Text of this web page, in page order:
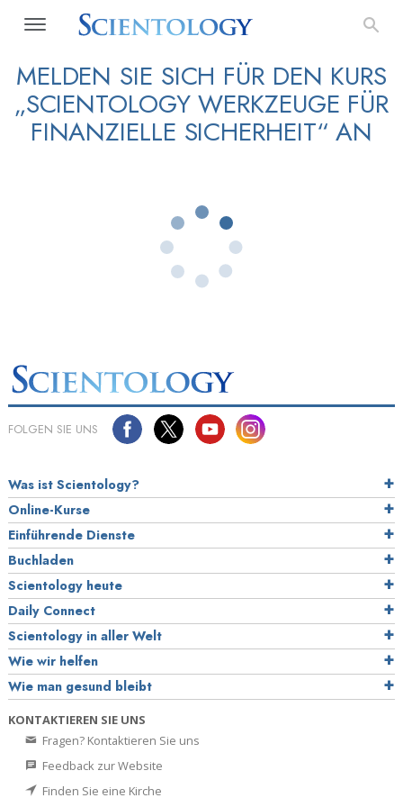
MELDEN SIE SICH FÜR DEN KURS
„SCIENTOLOGY WERKZEUGE FÜR
FINANZIELLE SICHERHEIT“ AN
FOLGEN SIE UNS
Was ist Scientology?
Online-Kurse
Einführende Dienste
Buchladen
Scientology heute
Daily Connect
Scientology in aller Welt
Wie wir helfen
Wie man gesund bleibt
KONTAKTIEREN SIE UNS
Fragen? Kontaktieren Sie uns
Feedback zur Website
Finden Sie eine Kirche